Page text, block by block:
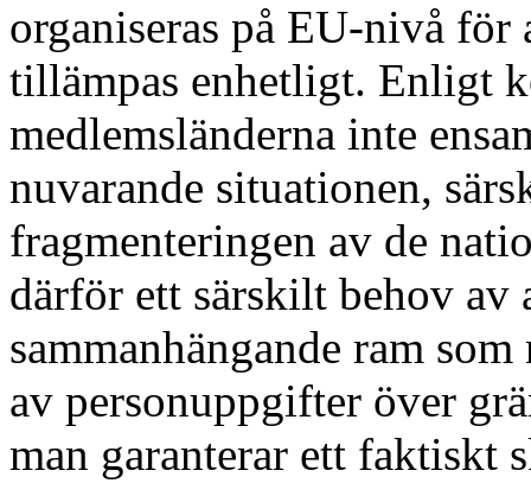
organiseras på EU-nivå för
tillämpas enhetligt. Enligt
medlemsländerna inte
nuvarande situationen,
fragmenteringen av de
därför ett särskilt behov av
sammanhängande ram
av personuppgifter över
man garanterar ett faktiskt